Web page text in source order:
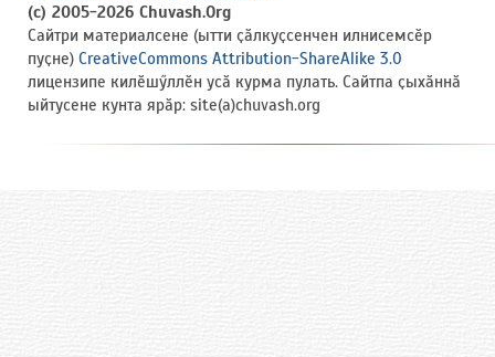
(c) 2005-2026 Chuvash.Org
Сайтри материалсене (ытти ҫӑлкуҫсенчен илнисемсӗр
пуҫне) CreativeCommons Attribution-ShareAlike 3.0
лицензипе килӗшӳллӗн усӑ курма пулать. Сайтпа ҫыхӑннӑ
ыйтусене кунта ярӑр: site(a)chuvash.org